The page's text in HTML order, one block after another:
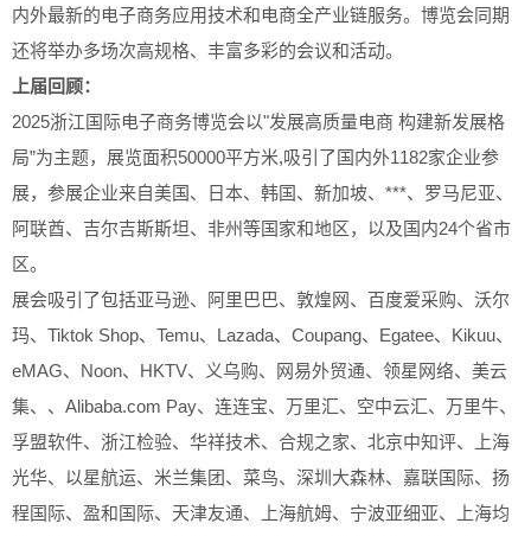
内外最新的电子商务应用技术和电商全产业链服务。博览会同期
还将举办多场次高规格、丰富多彩的会议和活动。
上届回顾：
2025浙江国际电子商务博览会以"发展高质量电商 构建新发展格
局”为主题，展览面积50000平方米,吸引了国内外1182家企业参
展，参展企业来自美国、日本、韩国、新加坡、***、罗马尼亚、
阿联酋、吉尔吉斯斯坦、非州等国家和地区，以及国内24个省市
区。
展会吸引了包括亚马逊、阿里巴巴、敦煌网、百度爱采购、沃尔
玛、Tiktok Shop、Temu、Lazada、Coupang、Egatee、Kikuu、
eMAG、Noon、HKTV、义乌购、网易外贸通、领星网络、美云
集、、Alibaba.com Pay、连连宝、万里汇、空中云汇、万里牛、
孚盟软件、浙江检验、华祥技术、合规之家、北京中知评、上海
光华、以星航运、米兰集团、菜鸟、深圳大森林、嘉联国际、扬
程国际、盈和国际、天津友通、上海航姆、宁波亚细亚、上海均